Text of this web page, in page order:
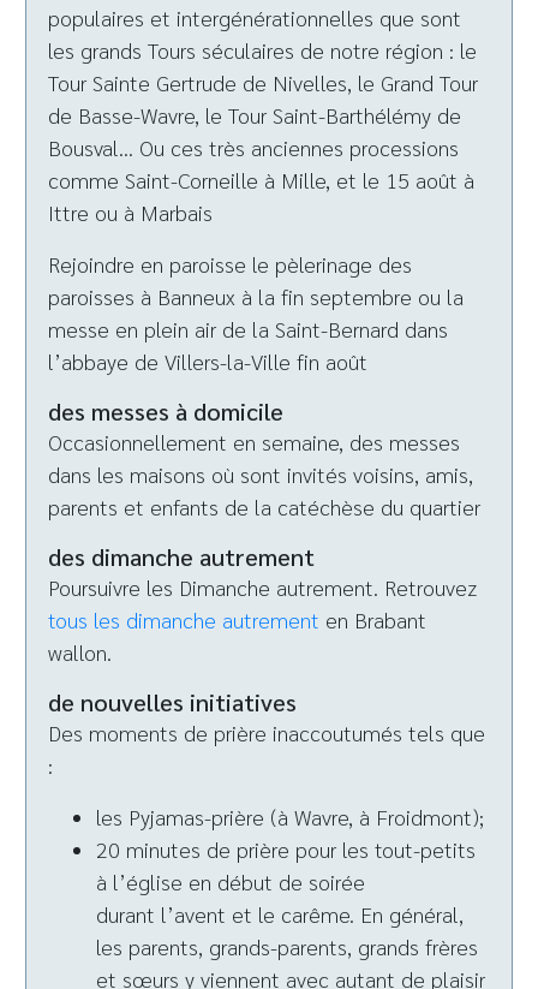
populaires et intergénérationnelles que sont
les grands Tours séculaires de notre région : le
Tour Sainte Gertrude de Nivelles, le Grand Tour
de Basse-Wavre, le Tour Saint-Barthélémy de
Bousval… Ou ces très anciennes processions
comme Saint-Corneille à Mille, et le 15 août à
Ittre ou à Marbais
Rejoindre en paroisse le pèlerinage des
paroisses à Banneux à la fin septembre ou la
messe en plein air de la Saint-Bernard dans
l’abbaye de Villers-la-Ville fin août
des messes à domicile
Occasionnellement en semaine, des messes
dans les maisons où sont invités voisins, amis,
parents et enfants de la catéchèse du quartier
des dimanche autrement
Poursuivre les Dimanche autrement. Retrouvez
tous les dimanche autrement en Brabant
wallon.
de nouvelles initiatives
Des moments de prière inaccoutumés tels que
:
les Pyjamas-prière (à Wavre, à Froidmont);
20 minutes de prière pour les tout-petits
à l’église en début de soirée
durant l’avent et le carême. En général,
les parents, grands-parents, grands frères
et sœurs y viennent avec autant de plaisir